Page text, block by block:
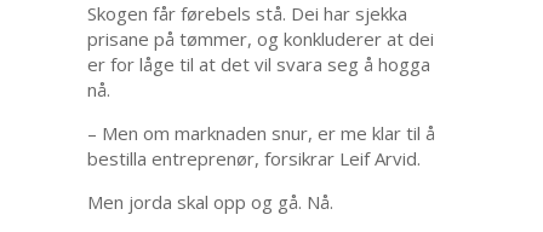
Skogen får førebels stå. Dei har sjekka
prisane på tømmer, og konkluderer at dei
er for låge til at det vil svara seg å hogga
nå.
– Men om marknaden snur, er me klar til å
bestilla entreprenør, forsikrar Leif Arvid.
Men jorda skal opp og gå. Nå.